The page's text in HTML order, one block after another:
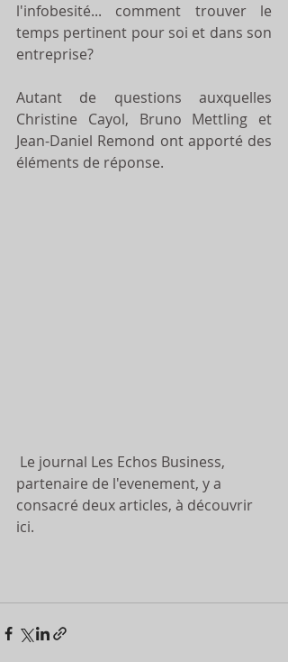
l'infobesité... comment trouver le
temps pertinent pour soi et dans son
entreprise?
Autant de questions auxquelles
Christine Cayol, Bruno Mettling et
Jean-Daniel Remond ont apporté des
éléments de réponse.
Le journal Les Echos Business,
partenaire de l'evenement, y a
consacré deux articles, à découvrir
ici.